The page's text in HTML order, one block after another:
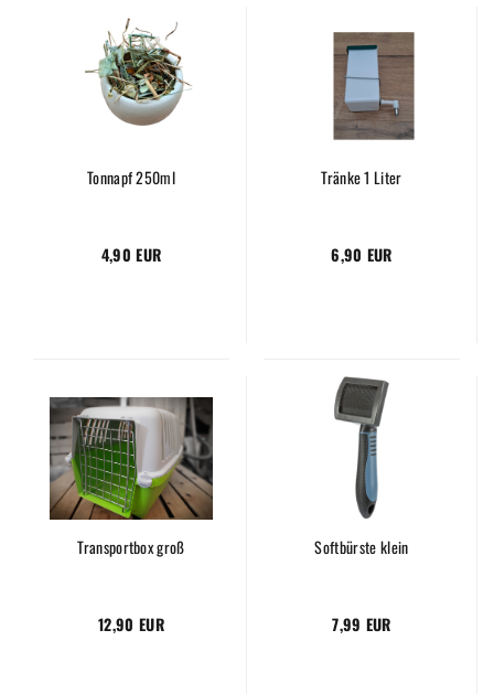
Tonnapf 250ml
4,90 EUR
Tränke 1 Liter
6,90 EUR
Transportbox groß
12,90 EUR
Softbürste klein
7,99 EUR